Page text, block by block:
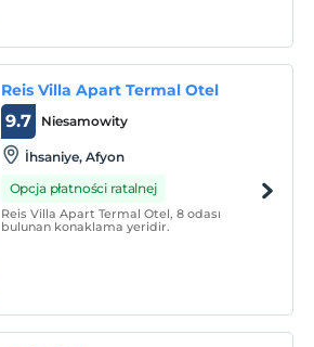
Reis Villa Apart Termal Otel
Niesamowity
9.7
İhsaniye, Afyon
Opcja płatności ratalnej
Reis Villa Apart Termal Otel, 8 odası
bulunan konaklama yeridir.